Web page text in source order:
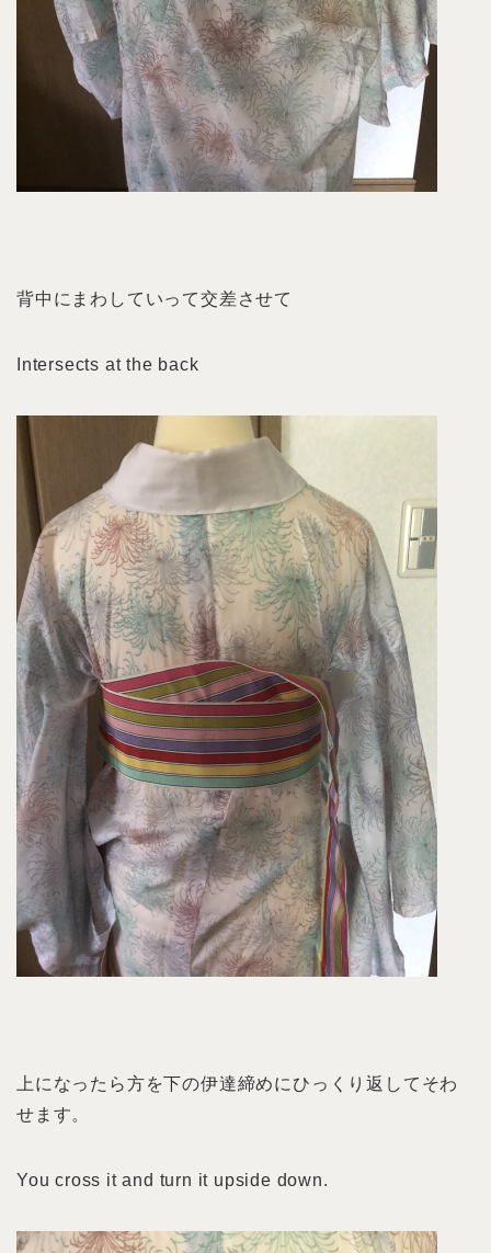
背中にまわしていって交差させて
Intersects at the back
上になったら方を下の伊達締めにひっくり返してそわ
せます。
You cross it and turn it upside down.